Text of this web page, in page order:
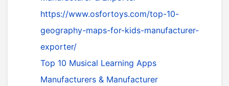
https://www.osfortoys.com/top-10-
geography-maps-for-kids-manufacturer-
exporter/
Top 10 Musical Learning Apps
Manufacturers & Manufacturer